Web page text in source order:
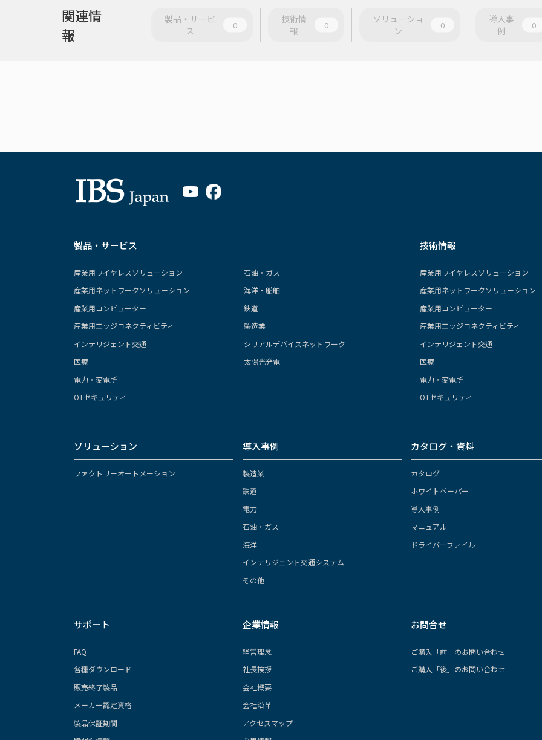
関連情
報
製品・サービ
ス
0
技術情
報
0
ソリューショ
ン
0
導入事
例
0
製品・サービス
産業用ワイヤレスソリューション
産業用ネットワークソリューション
産業用コンピューター
産業用エッジコネクティビティ
インテリジェント交通
医療
電力・変電所
OTセキュリティ
石油・ガス
海洋・船舶
鉄道
製造業
シリアルデバイスネットワーク
太陽光発電
技術情報
産業用ワイヤレスソリューション
産業用ネットワークソリューション
産業用コンピューター
産業用エッジコネクティビティ
インテリジェント交通
医療
電力・変電所
OTセキュリティ
ソリューション
ファクトリーオートメーション
導入事例
製造業
鉄道
電力
石油・ガス
海洋
インテリジェント交通システム
その他
カタログ・資料
カタログ
ホワイトペーパー
導入事例
マニュアル
ドライバーファイル
サポート
FAQ
各種ダウンロード
販売終了製品
メーカー認定資格
製品保証期間
企業情報
経営理念
社長挨拶
会社概要
会社沿革
アクセスマップ
お問合せ
ご購入「前」のお問い合わせ
ご購入「後」のお問い合わせ